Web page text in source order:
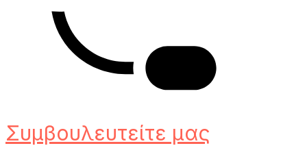
Συμβουλευτείτε μας